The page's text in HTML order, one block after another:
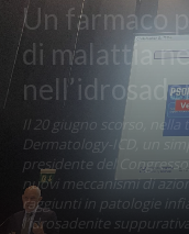
Un farmaco
di malattia
Il 20 giugno scorso,
Dermatology-ICD, un
presidente del
nuovi meccanismi di
raggiunti in patologie
l’idrosadenite